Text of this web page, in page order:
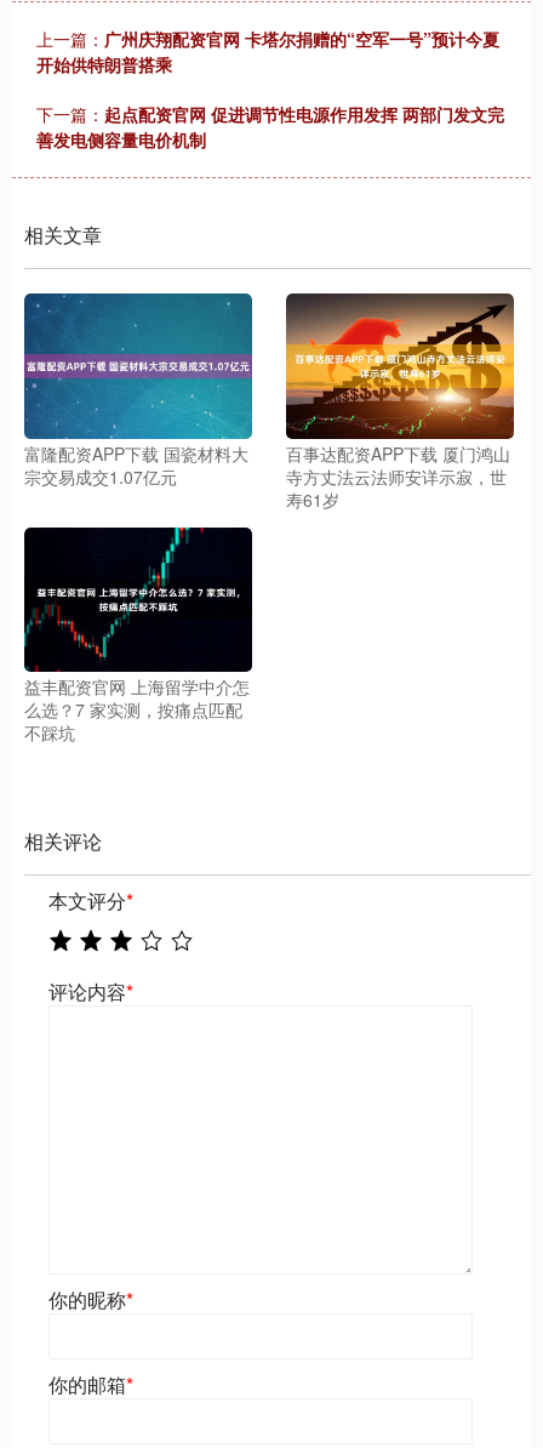
上一篇： 广州庆翔配资官网 卡塔尔捐赠的“空军一号”预计今夏
开始供特朗普搭乘
下一篇： 起点配资官网 促进调节性电源作用发挥 两部门发文完
善发电侧容量电价机制
相关文章
富隆配资APP下载 国瓷材料大
宗交易成交1.07亿元
百事达配资APP下载 厦门鸿山
寺方丈法云法师安详示寂，世
寿61岁
益丰配资官网 上海留学中介怎
么选？7 家实测，按痛点匹配
不踩坑
相关评论
本文评分*
评论内容*
你的昵称*
你的邮箱*